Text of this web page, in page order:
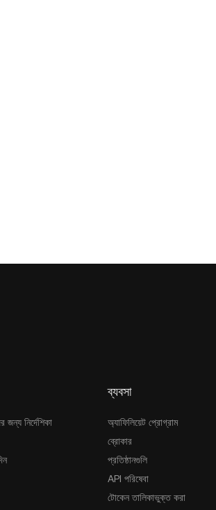
জন্য নির্দেশিকা
ব্যবসা
অ্যাফিলিয়েট প্রোগ্রাম
ব্রোকার
প্রতিষ্ঠানগুলি
API পরিষেবা
টোকেন তালিকাভুক্ত করা